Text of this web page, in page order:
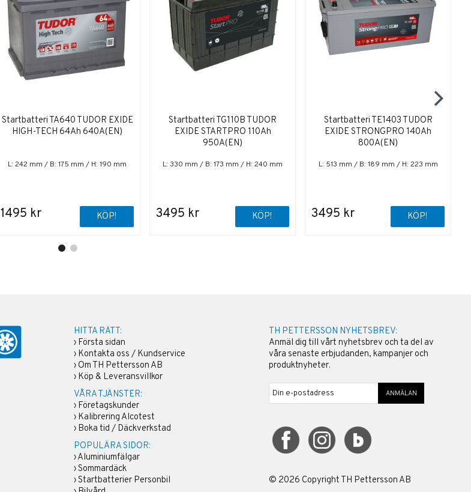
Startbatteri TA640 TUDOR EXIDE
HIGH-TECH 64Ah 640A(EN)
L: 242 mm / B: 175 mm / H: 190 mm
1495 kr KÖP!
Startbatteri TG110B TUDOR
EXIDE STARTPRO 110Ah
950A(EN)
L: 330 mm / B: 173 mm / H: 240 mm
3495 kr KÖP!
Startbatteri TE1403 TUDOR
EXIDE STRONGPRO 140Ah
800A(EN)
L: 513 mm / B: 189 mm / H: 223 mm
3495 kr KÖP!
HITTA RÄTT:
› Första sidan
› Kontakta oss / Kundservice
› Om TH Pettersson AB
› Köp & Leveransvillkor
VÅRA TJÄNSTER:
› Företagskunder
› Kalibrering Alcotest
› Boka tid / Däckverkstad
POPULÄRA SIDOR:
›Aluminiumfälgar
›Sommardäck
›Startbatterier Personbil
TH PETTERSSON NYHETSBREV:
Anmäl dig till vårt nyhetsbrev och ta del av
våra senaste erbjudanden, kampanjer och
produktnyheter.
ANMÄLAN
© 2026 Copyright TH Pettersson AB